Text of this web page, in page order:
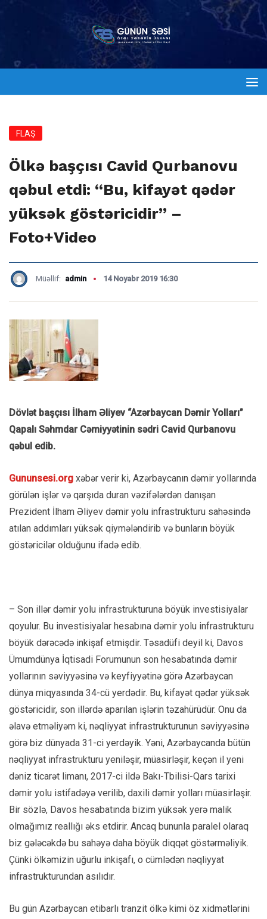
FLAŞ
Ölkə başçısı Cavid Qurbanovu
qəbul etdi: “Bu, kifayət qədər
yüksək göstəricidir” –
Foto+Video
Müəllif: admin 14 Noyabr 2019 16:30
Dövlət başçısı İlham Əliyev “Azərbaycan Dəmir Yolları”
Qapalı Səhmdar Cəmiyyətinin sədri Cavid Qurbanovu
qəbul edib.
Gununsesi.org xəbər verir ki, Azərbaycanın dəmir yollarında
görülən işlər və qarşıda duran vəzifələrdən danışan
Prezident İlham Əliyev dəmir yolu infrastrukturu sahəsində
atılan addımları yüksək qiymələndirib və bunların böyük
göstəricilər olduğunu ifadə edib.
– Son illər dəmir yolu infrastrukturuna böyük investisiyalar
qoyulur. Bu investisiyalar hesabına dəmir yolu infrastrukturu
böyük dərəcədə inkişaf etmişdir. Təsadüfi deyil ki, Davos
Ümumdünya İqtisadi Forumunun son hesabatında dəmir
yollarının səviyyəsinə və keyfiyyətinə görə Azərbaycan
dünya miqyasında 34-cü yerdədir. Bu, kifayət qədər yüksək
göstəricidir, son illərdə aparılan işlərin təzahürüdür. Onu da
əlavə etməliyəm ki, nəqliyyat infrastrukturunun səviyyəsinə
görə biz dünyada 31-ci yerdəyik. Yəni, Azərbaycanda bütün
nəqliyyat infrastrukturu yeniləşir, müasirləşir, keçən il yeni
dəniz ticarət limanı, 2017-ci ildə Bakı-Tbilisi-Qars tarixi
dəmir yolu istifadəyə verilib, daxili dəmir yolları müasirləşir.
Bir sözlə, Davos hesabatında bizim yüksək yerə malik
olmağımız reallığı əks etdirir. Ancaq bununla paralel olaraq
biz gələcəkdə bu sahəyə daha böyük diqqət göstərməliyik.
Çünki ölkəmizin uğurlu inkişafı, o cümlədən nəqliyyat
infrastrukturundan asılıdır.
Bu gün Azərbaycan etibarlı tranzit ölkə kimi öz xidmətlərini